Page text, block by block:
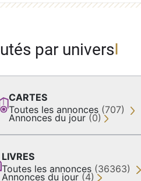
par univers
CARTES
Toutes les annonces (707)
Annonces du jour (0)
LIVRES
Toutes les annonces (36363)
Annonces du jour (4)